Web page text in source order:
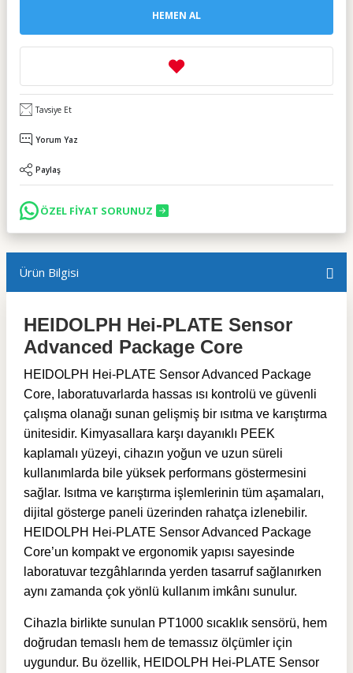
HEMEN AL
Tavsiye Et
Yorum Yaz
Paylaş
ÖZEL FİYAT SORUNUZ
Ürün Bilgisi
HEIDOLPH Hei-PLATE Sensor
Advanced Package Core
HEIDOLPH Hei-PLATE Sensor Advanced Package
Core, laboratuvarlarda hassas ısı kontrolü ve güvenli
çalışma olanağı sunan gelişmiş bir ısıtma ve karıştırma
ünitesidir. Kimyasallara karşı dayanıklı PEEK
kaplamalı yüzeyi, cihazın yoğun ve uzun süreli
kullanımlarda bile yüksek performans göstermesini
sağlar. Isıtma ve karıştırma işlemlerinin tüm aşamaları,
dijital gösterge paneli üzerinden rahatça izlenebilir.
HEIDOLPH Hei-PLATE Sensor Advanced Package
Core’un kompakt ve ergonomik yapısı sayesinde
laboratuvar tezgâhlarında yerden tasarruf sağlanırken
aynı zamanda çok yönlü kullanım imkânı sunulur.
Cihazla birlikte sunulan PT1000 sıcaklık sensörü, hem
doğrudan temaslı hem de temassız ölçümler için
uygundur. Bu özellik, HEIDOLPH Hei-PLATE Sensor